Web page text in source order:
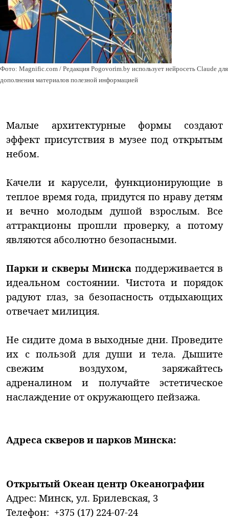
Фото: Magnific.com / Редакция Pogovorim.by использует нейросеть Claude для
дополнения материалов полезной информацией
Малые архитектурные формы создают
эффект присутствия в музее под открытым
небом.
Качели и карусели, функционирующие в
теплое время года, придутся по нраву детям
и вечно молодым душой взрослым. Все
аттракционы прошли проверку, а потому
являются абсолютно безопасными.
Парки и скверы Минска поддерживается в
идеальном состоянии. Чистота и порядок
радуют глаз, за безопасность отдыхающих
отвечает милиция.
Не сидите дома в выходные дни. Проведите
их с пользой для души и тела. Дышите
свежим воздухом, заряжайтесь
адреналином и получайте эстетическое
наслаждение от окружающего пейзажа.
Адреса скверов и парков Минска:
Открытый Океан центр Океанографии
Адрес: Минск, ул. Брилевская, 3
Телефон: +375 (17) 224-07-24